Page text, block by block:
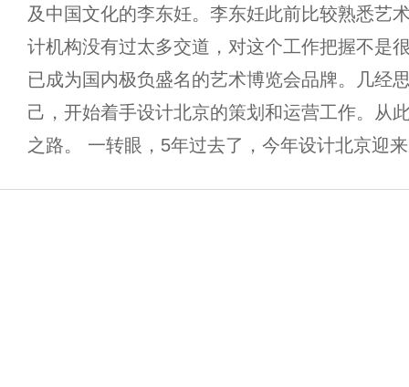
及中国文化的李东妊。李东妊此前比较熟悉艺
计机构没有过太多交道，对这个工作把握不是
已成为国内极负盛名的艺术博览会品牌。几经
己，开始着手设计北京的策划和运营工作。从
之路。 一转眼，5年过去了，今年设计北京迎